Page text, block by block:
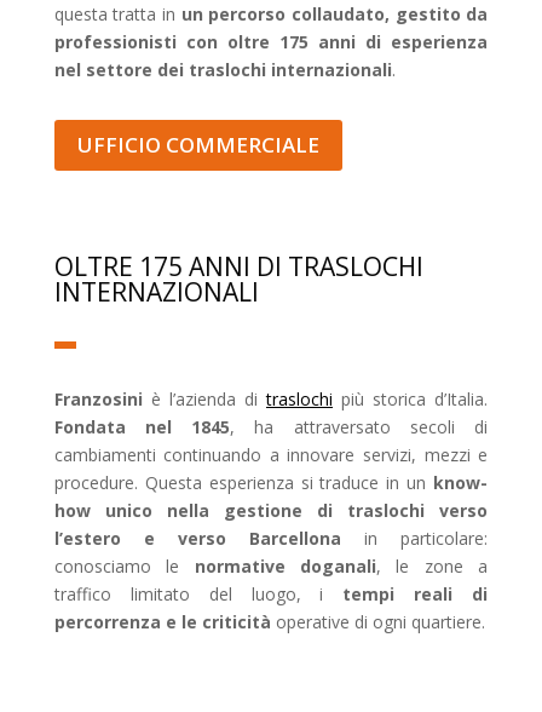
questa tratta in un percorso collaudato, gestito da
professionisti con oltre 175 anni di esperienza
nel settore dei traslochi internazionali.
UFFICIO COMMERCIALE
OLTRE 175 ANNI DI TRASLOCHI
INTERNAZIONALI
Franzosini è l’azienda ditraslochi più storica d’Italia.
Fondata nel 1845, ha attraversato secoli di
cambiamenti continuando a innovare servizi, mezzi e
procedure. Questa esperienza si traduce in un know-
how unico nella gestione di traslochi verso
l’estero e verso Barcellona in particolare:
conosciamo le normative doganali, le zone a
traffico limitato del luogo, i tempi reali di
percorrenza e le criticità operative di ogni quartiere.